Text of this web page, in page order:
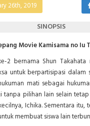
26th, 2019
SINOPSIS
Movie Kamisama no
2 bernama Shun
untuk berpartisipasi dalam
mati sebagai
pilihan lain selain
Ichika. Sementara itu,
membuat siswa lain